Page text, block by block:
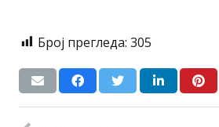
Број прегледа: 305